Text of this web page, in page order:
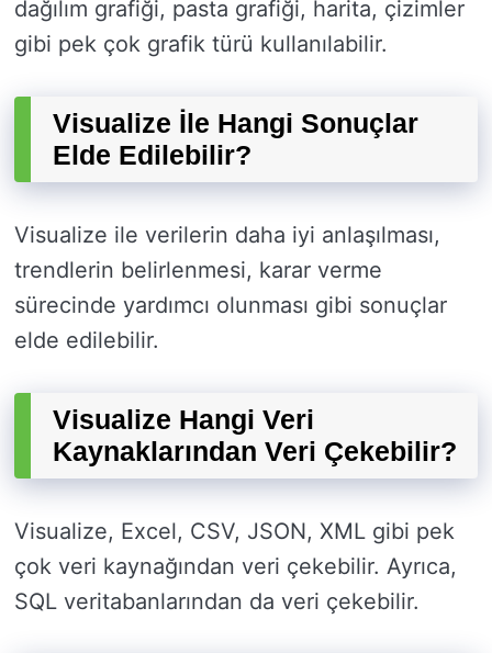
dağılım grafiği, pasta grafiği, harita, çizimler
gibi pek çok grafik türü kullanılabilir.
Visualize İle Hangi Sonuçlar
Elde Edilebilir?
Visualize ile verilerin daha iyi anlaşılması,
trendlerin belirlenmesi, karar verme
sürecinde yardımcı olunması gibi sonuçlar
elde edilebilir.
Visualize Hangi Veri
Kaynaklarından Veri Çekebilir?
Visualize, Excel, CSV, JSON, XML gibi pek
çok veri kaynağından veri çekebilir. Ayrıca,
SQL veritabanlarından da veri çekebilir.